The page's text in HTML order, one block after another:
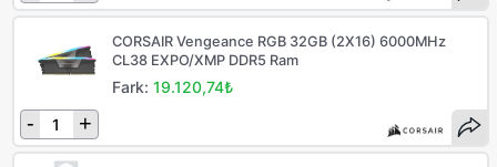
CORSAIR Vengeance RGB 32GB (2X16) 6000MHz
CL38 EXPO/XMP DDR5 Ram
Fark:19.120,74₺
- +